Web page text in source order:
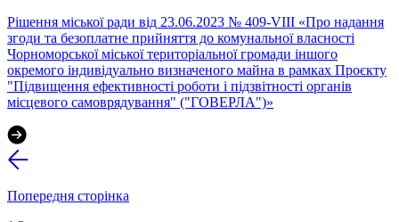
Рішення міської ради від 23.06.2023 № 409-VIII «Про надання
згоди та безоплатне прийняття до комунальної власності
Чорноморської міської територіальної громади іншого
окремого індивідуально визначеного майна в рамках Проєкту
"Підвищення ефективності роботи і підзвітності органів
місцевого самоврядування" ("ГОВЕРЛА")»
Попередня сторінка